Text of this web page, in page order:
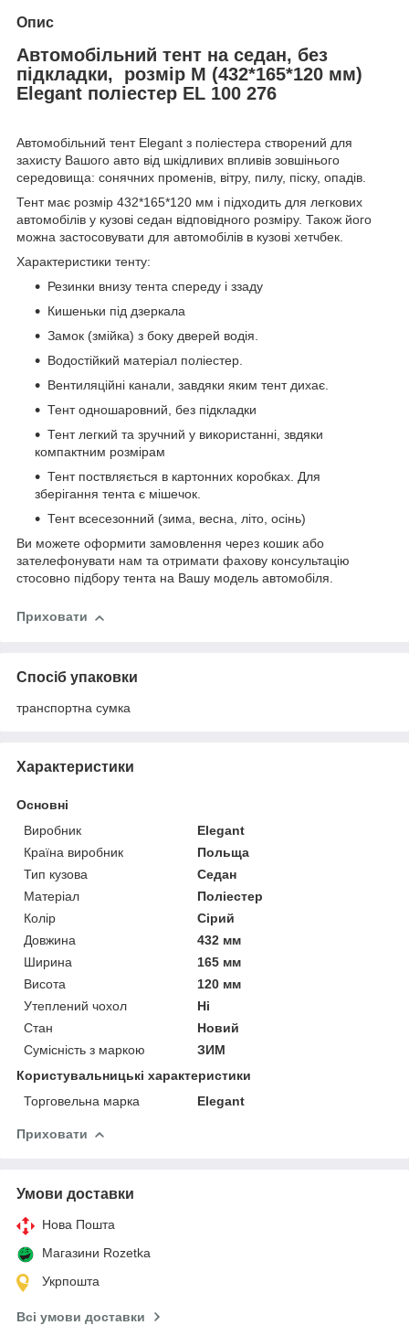
Опис
Автомобільний тент на седан, без
підкладки, розмір М (432*165*120 мм)
Elegant поліестер EL 100 276
Автомобільний тент Elegant з поліестера створений для
захисту Вашого авто від шкідливих впливів зовшінього
середовища: сонячних променів, вітру, пилу, піску, опадів.
Тент має розмір 432*165*120 мм і підходить для легкових
автомобілів у кузові седан відповідного розміру. Також його
можна застосовувати для автомобілів в кузові хетчбек.
Характеристики тенту:
Резинки внизу тента спереду і ззаду
Кишеньки під дзеркала
Замок (змійка) з боку дверей водія.
Водостійкий матеріал поліестер.
Вентиляційні канали, завдяки яким тент дихає.
Тент одношаровний, без підкладки
Тент легкий та зручний у використанні, звдяки
компактним розмірам
Тент поствляється в картонних коробках. Для
зберігання тента є мішечок.
Тент всесезонний (зима, весна, літо, осінь)
Ви можете оформити замовлення через кошик або
зателефонувати нам та отримати фахову консультацію
стосовно підбору тента на Вашу модель автомобіля.
Приховати
Спосіб упаковки
транспортна сумка
Характеристики
Основні
Виробник
Elegant
Країна виробник
Польща
Тип кузова
Седан
Матеріал
Поліестер
Колір
Сірий
Довжина
432 мм
Ширина
165 мм
Висота
120 мм
Утеплений чохол
Ні
Стан
Новий
Сумісність з маркою
ЗИМ
Користувальницькі характеристики
Торговельна марка
Elegant
Приховати
Умови доставки
Нова Пошта
Магазини Rozetka
Укрпошта
Всі умови доставки